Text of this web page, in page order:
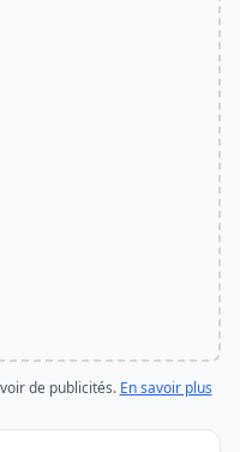
de publicités. En savoir plus